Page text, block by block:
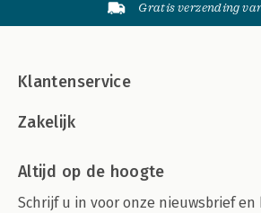
Gratis verzending
Klantenservice
Zakelijk
Altijd op de hoogte
Schrijf u in voor onze nieuwsbrief